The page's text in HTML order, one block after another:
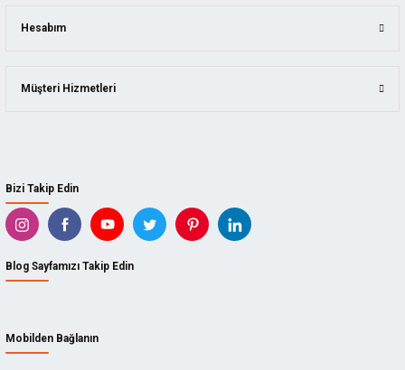
Bizi Takip Edin
Blog Sayfamızı Takip Edin
Mobilden Bağlanın
Hesabım
Müşteri Hizmetleri